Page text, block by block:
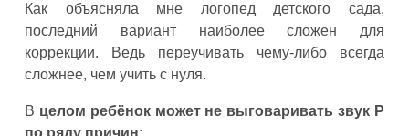
Как объясняла мне логопед детского сада,
последний вариант наиболее сложен для
коррекции. Ведь переучивать чему-либо всегда
сложнее, чем учить с нуля.
В целом ребёнок может не выговаривать звук Р
по ряду причин: